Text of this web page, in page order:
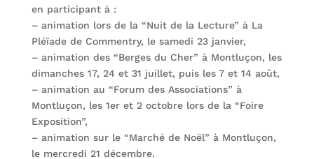
en participant à :
– animation lors de la “Nuit de la Lecture” à La
Pléïade de Commentry, le samedi 23 janvier,
– animation des “Berges du Cher” à Montluçon, les
dimanches 17, 24 et 31 juillet, puis les 7 et 14 août,
– animation au “Forum des Associations” à
Montluçon, les 1er et 2 octobre lors de la “Foire
Exposition”,
– animation sur le “Marché de Noël” à Montluçon,
le mercredi 21 décembre.